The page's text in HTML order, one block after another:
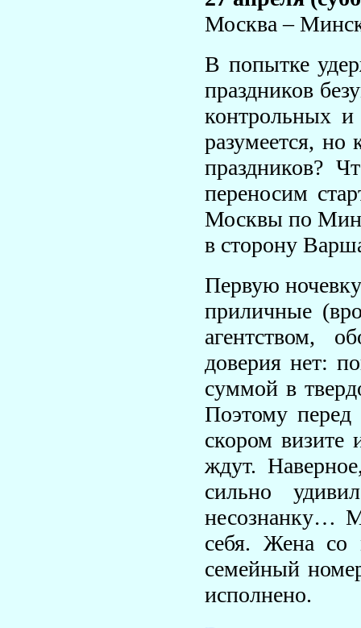
Москва –
В попытке
праздников
контрольных и
разумеется, но
праздников?
переносим
Москвы по
в сторону
Первую
приличные
агентством,
доверия нет:
суммой в
Поэтому
скором визите
ждут.
сильно
несознанку…
себя. Жена со
семейный
исполнено.